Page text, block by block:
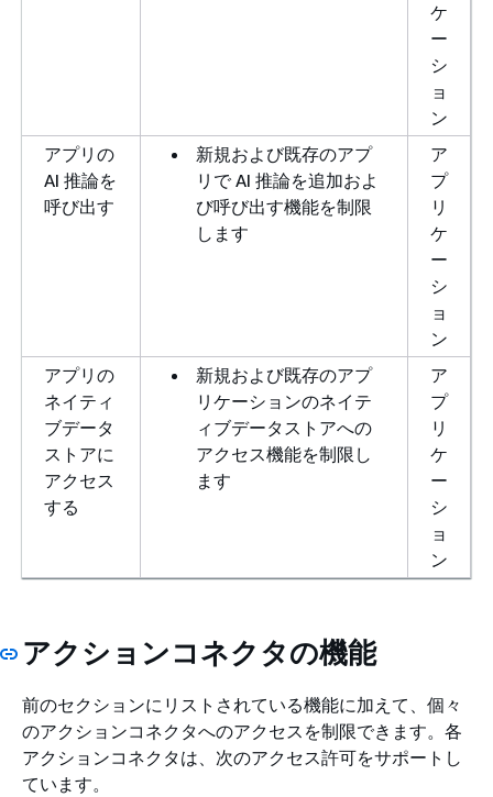
ケ
ー
シ
ョ
ン
アプリの
AI 推論を
呼び出す
新規および既存のアプ
リで AI 推論を追加およ
び呼び出す機能を制限
します
ア
プ
リ
ケ
ー
シ
ョ
ン
アプリの
ネイティ
ブデータ
ストアに
アクセス
する
新規および既存のアプ
リケーションのネイテ
ィブデータストアへの
アクセス機能を制限し
ます
ア
プ
リ
ケ
ー
シ
ョ
ン
アクションコネクタの機能
前のセクションにリストされている機能に加えて、個々
のアクションコネクタへのアクセスを制限できます。各
アクションコネクタは、次のアクセス許可をサポートし
ています。